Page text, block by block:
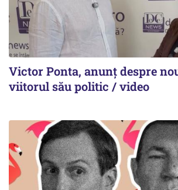
Victor Ponta, anunț despre
viitorul său politic / video